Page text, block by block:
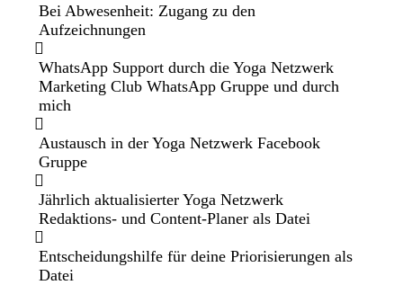
Bei Abwesenheit: Zugang zu den
Aufzeichnungen
WhatsApp Support durch die Yoga Netzwerk
Marketing Club WhatsApp Gruppe und durch
mich
Austausch in der Yoga Netzwerk Facebook
Gruppe
Jährlich aktualisierter Yoga Netzwerk
Redaktions- und Content-Planer als Datei
Entscheidungshilfe für deine Priorisierungen als
Datei